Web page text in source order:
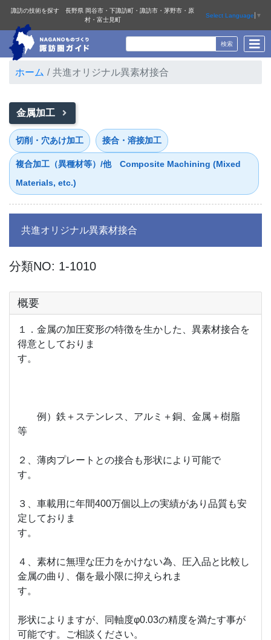
諏訪の技術を探す 長野県 岡谷市・下諏訪町・諏訪市・茅野市・原
村・富士見町
Select Language ▼
ホーム 共進オリジナル異素材接合
金属加工
切削・穴あけ加工 接合・溶接加工
複合加工（異種材等）/他 Composite Machining (Mixed
Materials, etc.)
共進オリジナル異素材接合
分類NO: 1-1010
概要
１．金属の加圧変形の特徴を生かした、異素材接合を
得意としておりま
す。
例）鉄＋ステンレス、アルミ＋銅、金属＋樹脂
等
２、薄肉プレートとの接合も形状により可能で
す。
３、車載用に年間400万個以上の実績があり品質も安
定しておりま
す。
４、素材に無理な圧力をかけない為、圧入品と比較し
金属の曲り、傷を最小限に抑えられま
す。
形状によりますが、同軸度φ0.03の精度を満たす事が
可能です。ご相談ください。